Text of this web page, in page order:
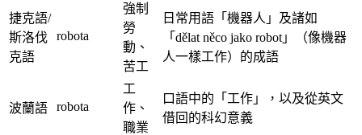
捷克語/
斯洛伐
克語
robota
強制
勞
動、
苦工
日常用語「機器人」及諸如
「dělat něco jako robot」（像機器
人一樣工作）的成語
波蘭語 robota
工
作、
職業
口語中的「工作」，以及從英文
借回的科幻意義